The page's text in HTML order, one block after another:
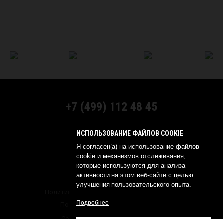
+7 (499) 112 48 45
МЫ В СОЦСЕТЯХ:
© 2026 YOKOHAMA RUSSIA
Политика о конфиденциальности
ИСПОЛЬЗОВАНИЕ ФАЙЛОВ COOKIE
Я согласен(а) на использование файлов
cookie и механизмов отслеживания,
которые используются для анализа
активности на этом веб-сайте с целью
улучшения пользовательского опыта.
Подробнее